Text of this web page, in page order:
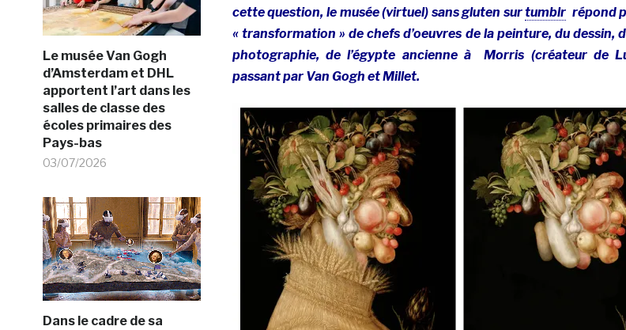
Le musée Van Gogh
d’Amsterdam et DHL
apportent l’art dans les
salles de classe des
écoles primaires des
Pays-bas
03/07/2026
Dans le cadre de sa
cette question, le musée (virtuel) sans gluten surtumblr répond
« transformation » de chefs d’oeuvres de la peinture, du dessin,
photographie, de l’égypte ancienne à Morris (créateur de
passant par Van Gogh et Millet.